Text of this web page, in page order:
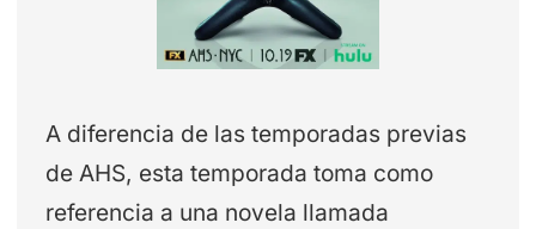
A diferencia de las temporadas previas
de AHS, esta temporada toma como
referencia a una novela llamada